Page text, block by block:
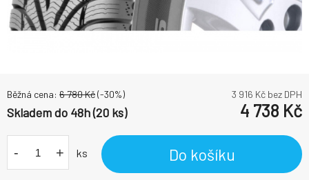
Běžná cena: 6 780Kč(-30%) 3 916 Kč bez DPH
Skladem do 48h (20 ks) 4 738 Kč
- + ks Do košíku